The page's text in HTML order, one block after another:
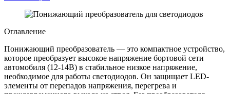
Оглавление
Понижающий преобразователь — это компактное устройство,
которое преобразует высокое напряжение бортовой сети
автомобиля (12-14В) в стабильное низкое напряжение,
необходимое для работы светодиодов. Он защищает LED-
элементы от перепадов напряжения, перегрева и